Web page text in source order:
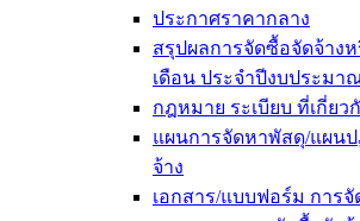
ประกาศราคากลาง
สรุปผลการจัดซื้อจัดจ้าง
เดือน ประจำปีงบประมา
กฎหมาย ระเบียบ ที่เกี่ย
แผนการจัดหาพัสดุ/แผน
จ้าง
เอกสาร/แบบฟอร์ม การจั